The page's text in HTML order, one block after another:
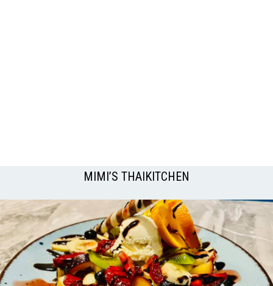
MIMI’S THAIKITCHEN